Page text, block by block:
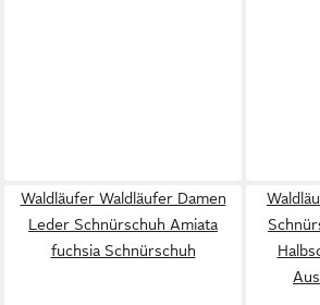
Waldläufer Waldläufer Damen
Leder Schnürschuh Amiata
fuchsia Schnürschuh